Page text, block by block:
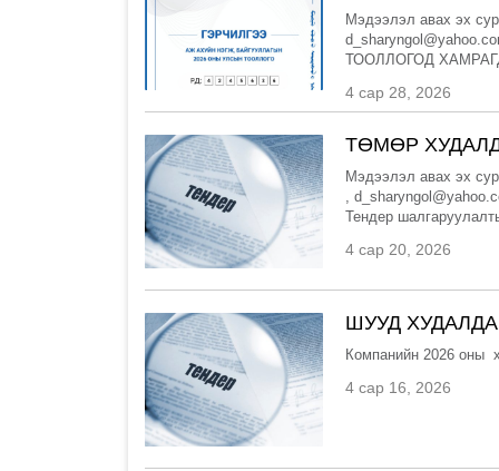
Мэдээлэл авах эх
ТООЛЛОГОД
4 сар 28, 2026
ТӨМӨР
Мэдээлэл авах эх
,
Тендер
4 сар 20, 2026
ШУУД
Компанийн 2026 оны
4 сар 16, 2026